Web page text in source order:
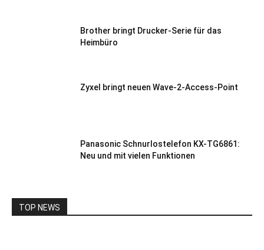
Brother bringt Drucker-Serie für das
Heimbüro
Zyxel bringt neuen Wave-2-Access-Point
Panasonic Schnurlostelefon KX-TG6861:
Neu und mit vielen Funktionen
TOP NEWS